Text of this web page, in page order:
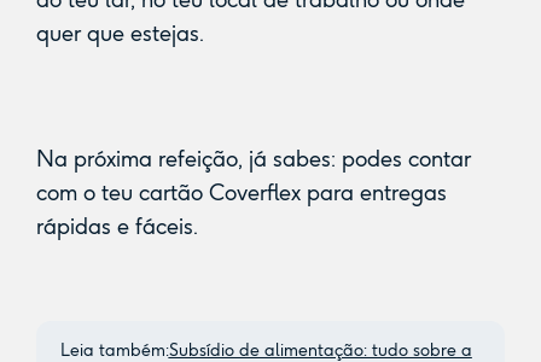
quer que estejas.
Na próxima refeição, já sabes: podes contar
com o teu cartão Coverflex para entregas
rápidas e fáceis.
Leia também:Subsídio de alimentação: tudo sobre a